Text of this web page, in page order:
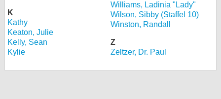
K
Kathy
Keaton, Julie
Kelly, Sean
Kylie
Williams, Ladinia "Lady"
Wilson, Sibby (Staffel 10)
Winston, Randall
Z
Zeltzer, Dr. Paul